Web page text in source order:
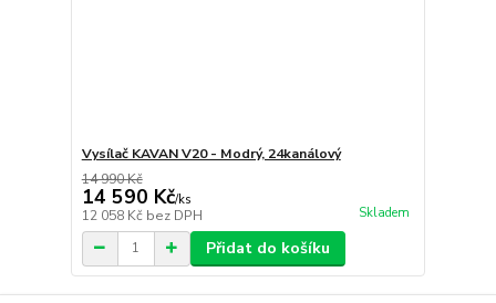
Vysílač KAVAN V20 - Modrý, 24kanálový
14 990 Kč
14 590 Kč/ks
12 058 Kč bez DPH Skladem
Přidat do košíku